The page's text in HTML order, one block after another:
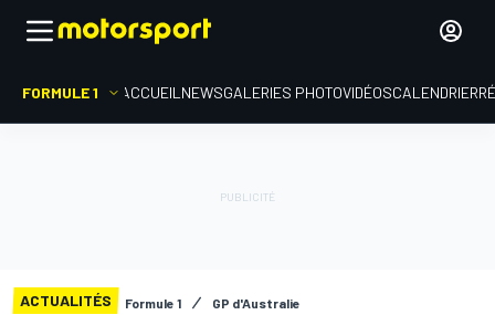
FORMULE 1 ACCUEIL NEWSGALERIES PHOTOVIDÉOSCALENDRIER
ACTUALITÉS Formule 1 GP d'Australie